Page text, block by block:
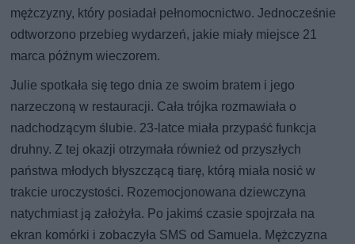
mężczyzny, który posiadał pełnomocnictwo. Jednocześnie
odtworzono przebieg wydarzeń, jakie miały miejsce 21
marca późnym wieczorem.
Julie spotkała się tego dnia ze swoim bratem i jego
narzeczoną w restauracji. Cała trójka rozmawiała o
nadchodzącym ślubie. 23-latce miała przypaść funkcja
druhny. Z tej okazji otrzymała również od przyszłych
państwa młodych błyszczącą tiarę, którą miała nosić w
trakcie uroczystości. Rozemocjonowana dziewczyna
natychmiast ją założyła. Po jakimś czasie spojrzała na
ekran komórki i zobaczyła SMS od Samuela. Mężczyzna